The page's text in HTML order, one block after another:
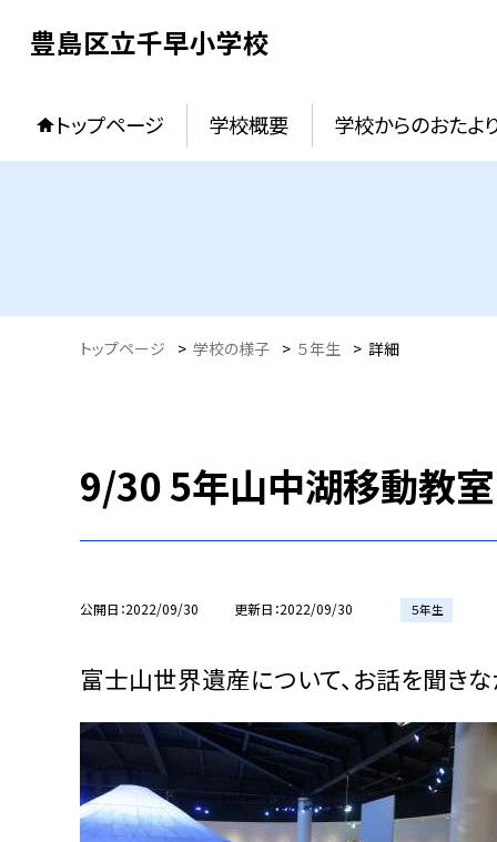
豊島区立千早小学校
トップページ 学校概要 学校からのおたよ
トップページ > 学校の様子 > ５年生 > 詳細
9/30 5年山中湖移動教室
公開日 2022/09/30 更新日 2022/09/30 ５年生
富士山世界遺産について、お話を聞きな